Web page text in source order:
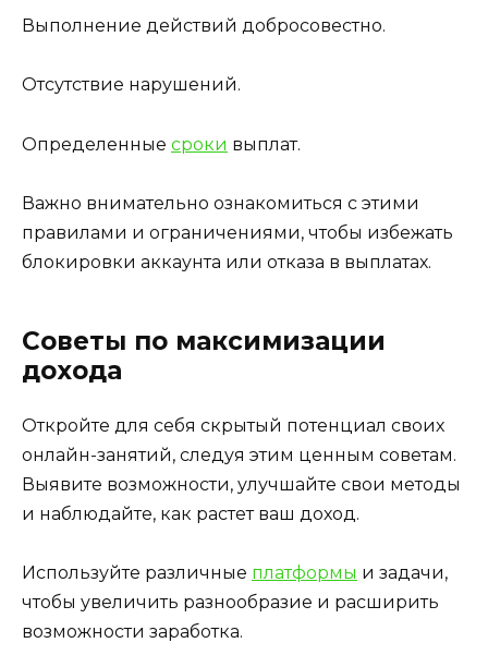
Выполнение действий добросовестно.
Отсутствие нарушений.
Определенные сроки выплат.
Важно внимательно ознакомиться с этими
правилами и ограничениями, чтобы избежать
блокировки аккаунта или отказа в выплатах.
Советы по максимизации
дохода
Откройте для себя скрытый потенциал своих
онлайн-занятий, следуя этим ценным советам.
Выявите возможности, улучшайте свои методы
и наблюдайте, как растет ваш доход.
Используйте различные платформы и задачи,
чтобы увеличить разнообразие и расширить
возможности заработка.